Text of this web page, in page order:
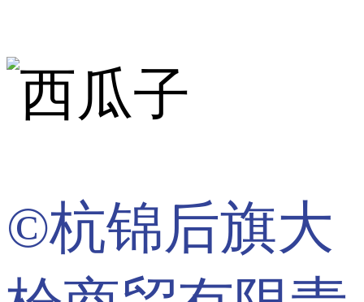
©杭锦后旗大